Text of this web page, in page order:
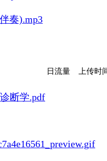
奏).mp3
上传时
日流量
断学.pdf